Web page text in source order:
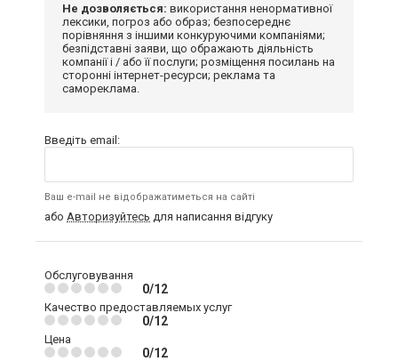
Не дозволяється: використання ненормативної
лексики, погроз або образ; безпосереднє
порівняння з іншими конкуруючими компаніями;
безпідставні заяви, що ображають діяльність
компанії і / або її послуги; розміщення посилань на
сторонні інтернет-ресурси; реклама та
самореклама.
Введіть email:
Ваш e-mail не відображатиметься на сайті
або Авторизуйтесь для написання відгуку
Обслуговування
0/12
Качество предоставляемых услуг
0/12
Цена
0/12